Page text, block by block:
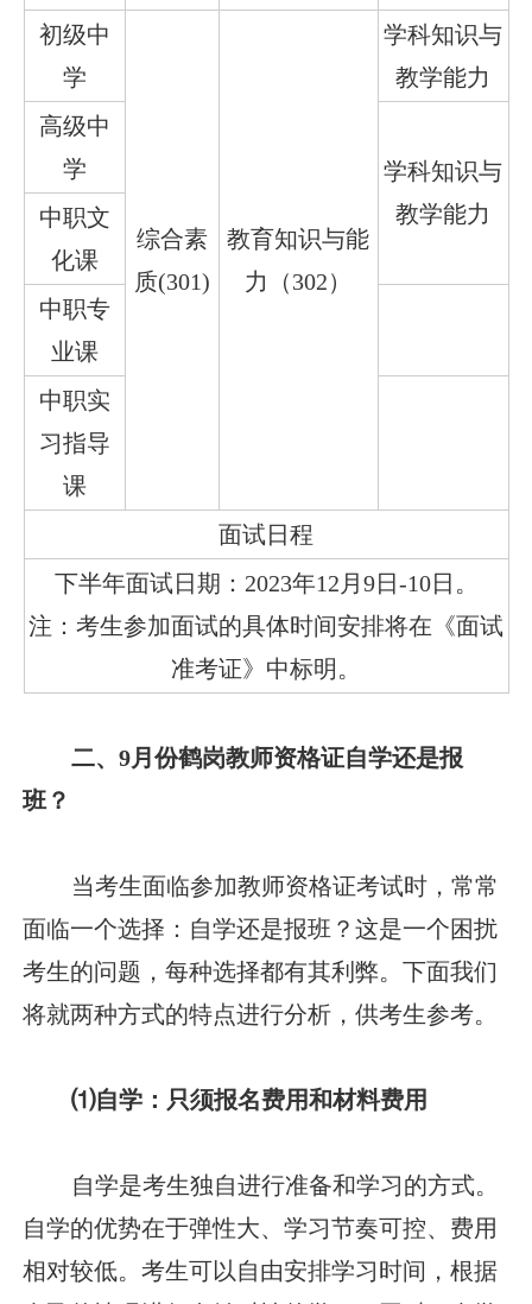
初级中
学
综合素
质(301)
教育知识与能
力（302）
学科知识与
教学能力
高级中
学
学科知识与
教学能力
中职文
化课
中职专
业课
中职实
习指导
课
面试日程
下半年面试日期：2023年12月9日-10日。
注：考生参加面试的具体时间安排将在《面试
准考证》中标明。
二、9月份鹤岗教师资格证自学还是报
班？
当考生面临参加教师资格证考试时，常常
面临一个选择：自学还是报班？这是一个困扰
考生的问题，每种选择都有其利弊。下面我们
将就两种方式的特点进行分析，供考生参考。
⑴自学：只须报名费用和材料费用
自学是考生独自进行准备和学习的方式。
自学的优势在于弹性大、学习节奏可控、费用
相对较低。考生可以自由安排学习时间，根据